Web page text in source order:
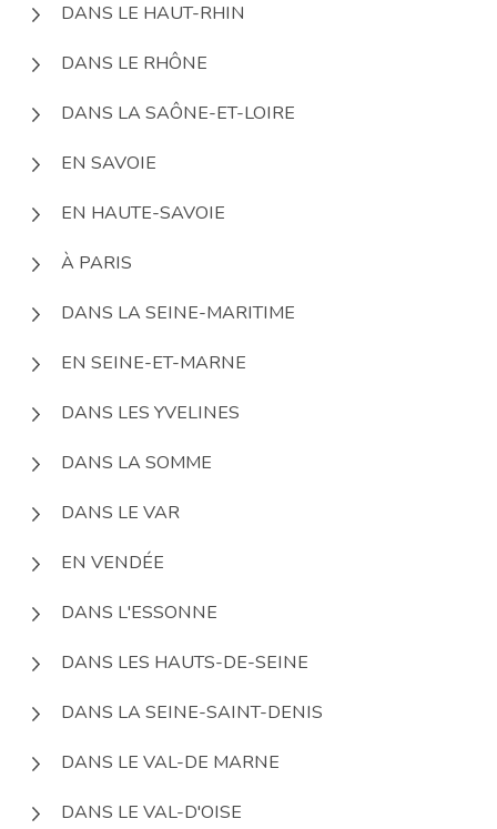
DANS LE HAUT-RHIN
DANS LE RHÔNE
DANS LA SAÔNE-ET-LOIRE
EN SAVOIE
EN HAUTE-SAVOIE
À PARIS
DANS LA SEINE-MARITIME
EN SEINE-ET-MARNE
DANS LES YVELINES
DANS LA SOMME
DANS LE VAR
EN VENDÉE
DANS L'ESSONNE
DANS LES HAUTS-DE-SEINE
DANS LA SEINE-SAINT-DENIS
DANS LE VAL-DE MARNE
DANS LE VAL-D'OISE